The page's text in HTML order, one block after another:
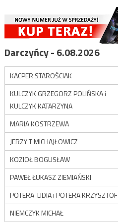
Darczyńcy - 6.08.2026
KACPER STAROŚCIAK
KULCZYK GRZEGORZ POLIŃSKA i
KULCZYK KATARZYNA
MARIA KOSTRZEWA
JERZY T MICHAJŁOWICZ
KOZIOŁ BOGUSŁAW
PAWEŁ ŁUKASZ ZIEMIAŃSKI
POTERA LIDIA i POTERA KRZYSZTOF
NIEMCZYK MICHAŁ